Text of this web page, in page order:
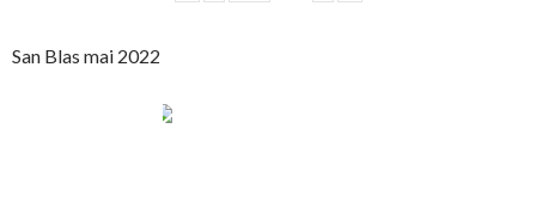
San Blas mai 2022